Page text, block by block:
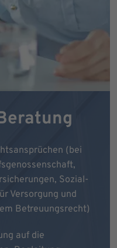
(bei
Sozial-
Versorgung und
Betreuungsrecht)
auf die